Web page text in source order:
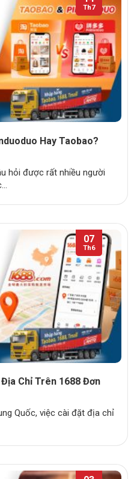
Hay Taobao?
hỏi được rất nhiều người
Th7
Chỉ Trên 1688 Đơn
Quốc, việc cài đặt địa chỉ
07
Th6